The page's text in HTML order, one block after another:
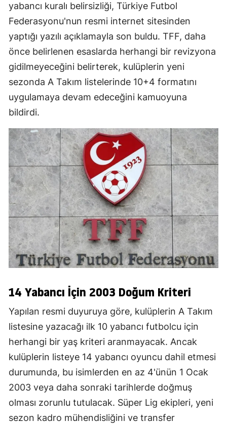
yabancı kuralı belirsizliği, Türkiye Futbol
Federasyonu'nun resmi internet sitesinden
yaptığı yazılı açıklamayla son buldu. TFF, daha
önce belirlenen esaslarda herhangi bir revizyona
gidilmeyeceğini belirterek, kulüplerin yeni
sezonda A Takım listelerinde 10+4 formatını
uygulamaya devam edeceğini kamuoyuna
bildirdi.
14 Yabancı İçin 2003 Doğum Kriteri
Yapılan resmi duyuruya göre, kulüplerin A Takım
listesine yazacağı ilk 10 yabancı futbolcu için
herhangi bir yaş kriteri aranmayacak. Ancak
kulüplerin listeye 14 yabancı oyuncu dahil etmesi
durumunda, bu isimlerden en az 4'ünün 1 Ocak
2003 veya daha sonraki tarihlerde doğmuş
olması zorunlu tutulacak. Süper Lig ekipleri, yeni
sezon kadro mühendisliğini ve transfer